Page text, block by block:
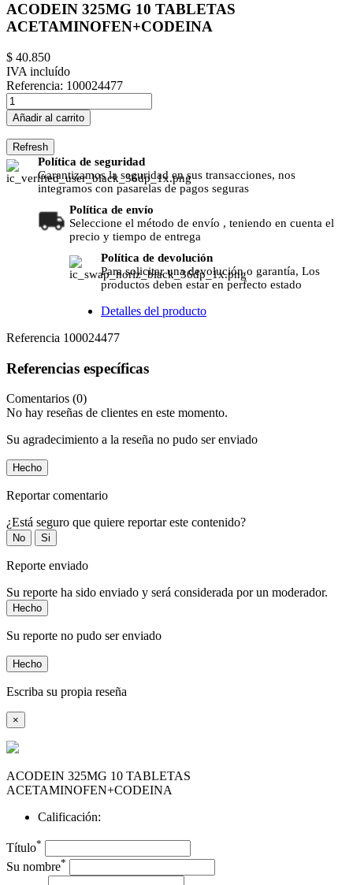
ACODEIN 325MG 10 TABLETAS
ACETAMINOFEN+CODEINA
$ 40.850
IVA incluído
Referencia: 100024477
Añadir al carrito
Política de seguridad
Garantizamos la seguridad en sus transacciones, nos
integramos con pasarelas de pagos seguras
Política de envío
Seleccione el método de envío , teniendo en cuenta el
precio y tiempo de entrega
Política de devolución
Para solicitar una devolución o garantía, Los
productos deben estar en perfecto estado
Detalles del producto
Referencia 100024477
Referencias específicas
Comentarios (0)
No hay reseñas de clientes en este momento.
Su agradecimiento a la reseña no pudo ser enviado
Hecho
Reportar comentario
¿Está seguro que quiere reportar este contenido?
No Si
Reporte enviado
Su reporte ha sido enviado y será considerada por un moderador.
Hecho
Su reporte no pudo ser enviado
Hecho
Escriba su propia reseña
×
ACODEIN 325MG 10 TABLETAS
ACETAMINOFEN+CODEINA
Calificación:
Título*
Su nombre*